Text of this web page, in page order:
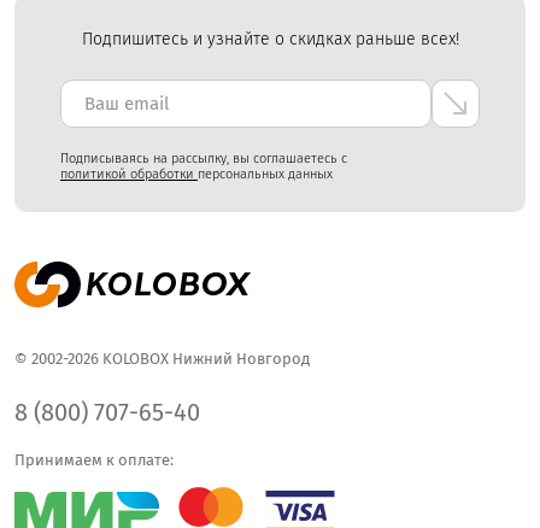
Подпишитесь и узнайте о скидках раньше всех!
Подписываясь на рассылку, вы соглашаетесь с
политикой обработки персональных данных
© 2002-2026 KOLOBOX Нижний Новгород
8 (800) 707-65-40
Принимаем к оплате: